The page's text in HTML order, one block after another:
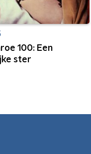
100: Een
ster